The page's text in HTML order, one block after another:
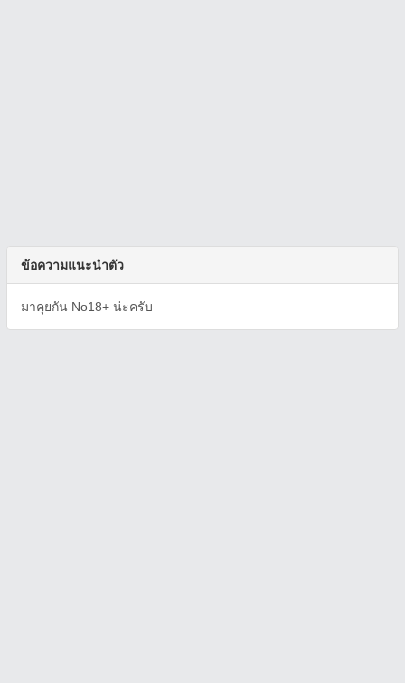
ข้อความแนะนำตัว
มาคุยกัน No18+ น่ะครับ